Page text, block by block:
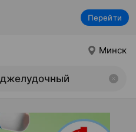
Перейти
Минск